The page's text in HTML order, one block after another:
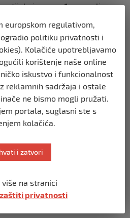
tijelo je pronađeno spaljeno u
a onda smo u gepeku kola
trag krvi i DNK se
riješen poslije nekoliko
inspektor Dragiša Remović.
ubijena 26. marta, kada je
imanja u Banjskom polju, na
Potraga za njenim
lokalnom Novom
putu i okolini. Do
europskom regulativom,
politiku privatnosti i
Kolačiće upotrebljavamo
korištenje naše online
iskustvo i funkcionalnost
reklamnih sadržaja i ostale
ne bismo mogli pružati.
portala, suglasni ste s
kolačića.
i zatvori
više na stranici
privatnosti